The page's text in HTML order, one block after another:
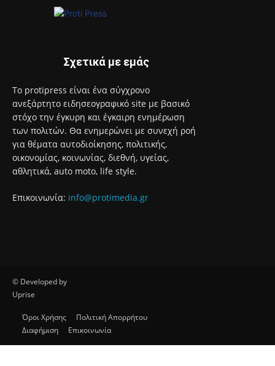
Σχετικά με εμάς
Το protipress είναι ένα σύγχρονο
ανεξάρτητο ειδησεογραφικό site με βασικό
στόχο την έγκυρη και έγκαιρη ενημέρωση
των πολιτών. Θα ενημερώνει με συνεχή ροή
για θέματα αυτοδιοίκησης, πολιτικής,
οικονομίας, κοινωνίας, διεθνή, υγείας,
αθλητικά, auto moto, life style.
Επικοινωνία: info@protimedia.gr
© Developed by
Uprise
Όροι Χρήσης
Πολιτική Απορρήτου
Διαφήμιση
Επικοινωνία